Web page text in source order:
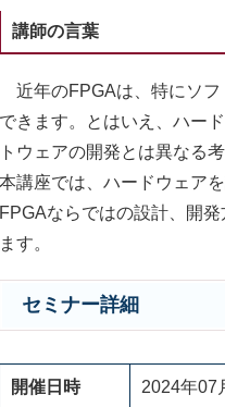
講師の言葉
近年のFPGAは、特にソフ
できます。とはいえ、ハー
トウェアの開発とは異なる
本講座では、ハードウェア
FPGAならではの設計、開
ます。
セミナー詳細
開催日時 2024年07